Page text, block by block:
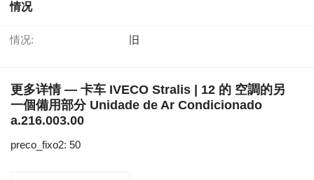
情况
情况: 旧
更多详情 — 卡车 IVECO Stralis | 12 的 空調的另
一個備用部分 Unidade de Ar Condicionado
a.216.003.00
preco_fixo2: 50